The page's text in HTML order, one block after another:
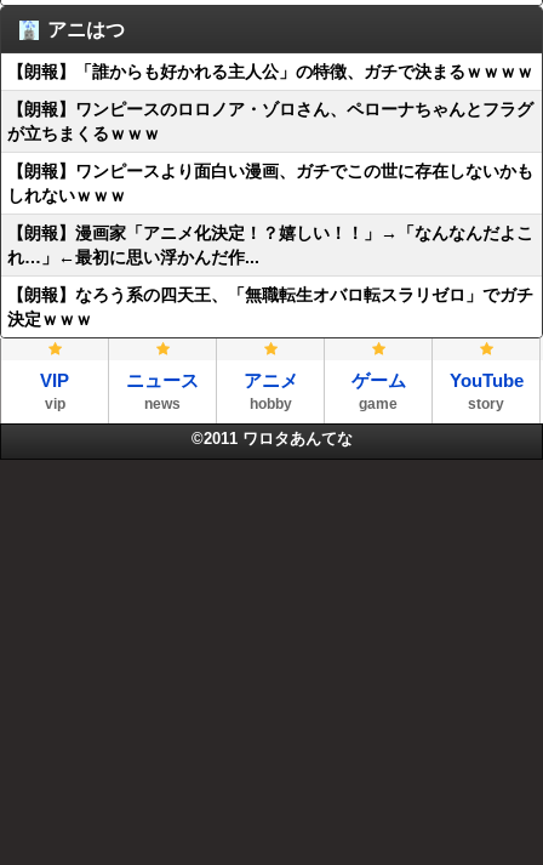
アニはつ
【朗報】「誰からも好かれる主人公」の特徴、ガチで決まるｗｗｗｗ
【朗報】ワンピースのロロノア・ゾロさん、ペローナちゃんとフラグ
が立ちまくるｗｗｗ
【朗報】ワンピースより面白い漫画、ガチでこの世に存在しないかも
しれないｗｗｗ
【朗報】漫画家「アニメ化決定！？嬉しい！！」→「なんなんだよこ
れ…」←最初に思い浮かんだ作...
【朗報】なろう系の四天王、「無職転生オバロ転スラリゼロ」でガチ
決定ｗｗｗ
VIP
vip
ニュース
news
アニメ
hobby
ゲーム
game
YouTube
story
©2011 ワロタあんてな